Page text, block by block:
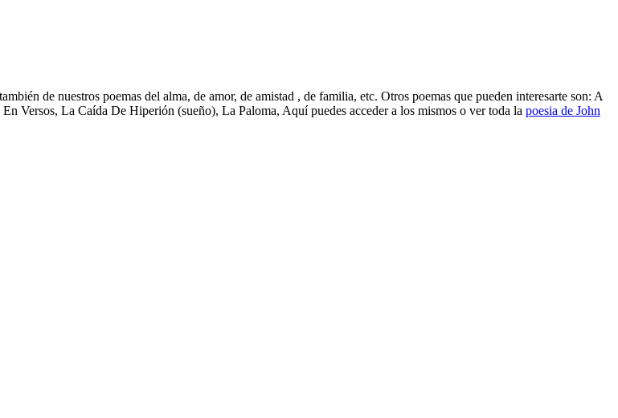
de nuestros poemas del alma, de amor, de amistad , de familia, etc. Otros poemas que pueden interesarte son: A
Versos, La Caída De Hiperión (sueño), La Paloma, Aquí puedes acceder a los mismos o ver toda la poesia de John